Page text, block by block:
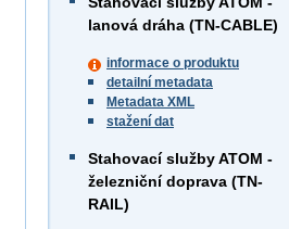
lanová dráha (TN-CABLE)
informace o produktu
detailní metadata
Metadata XML
stažení dat
Stahovací služby ATOM -
železniční doprava (TN-
RAIL)